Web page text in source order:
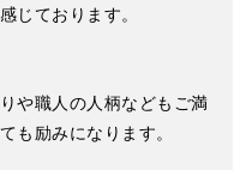
じております。
や職人の人柄などもご満
も励みになります。